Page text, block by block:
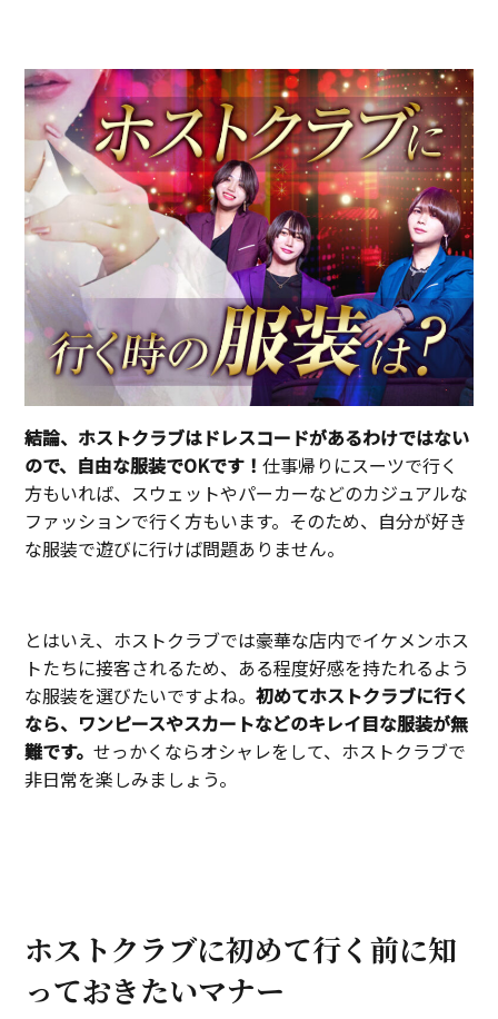
結論、ホストクラブはドレスコードがあるわけではない
ので、自由な服装でOKです！仕事帰りにスーツで行く
方もいれば、スウェットやパーカーなどのカジュアルな
ファッションで行く方もいます。そのため、自分が好き
な服装で遊びに行けば問題ありません。
とはいえ、ホストクラブでは豪華な店内でイケメンホス
トたちに接客されるため、ある程度好感を持たれるよう
な服装を選びたいですよね。初めてホストクラブに行く
なら、ワンピースやスカートなどのキレイ目な服装が無
難です。せっかくならオシャレをして、ホストクラブで
非日常を楽しみましょう。
ホストクラブに初めて行く前に知
っておきたいマナー